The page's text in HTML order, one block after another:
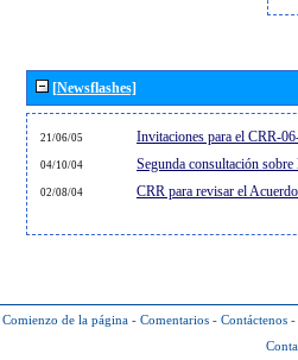
[Newsflashes]
21/06/05 Invitaciones para el CRR-
04/10/04 Segunda consultación
02/08/04 CRR para revisar el
Comienzo de la página - Comentarios - Contáctenos -